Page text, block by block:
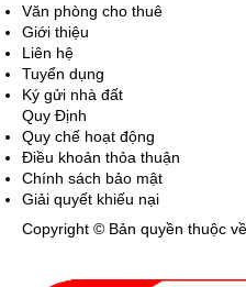
Văn phòng cho thuê
Giới thiệu
Liên hệ
Tuyển dụng
Ký gửi nhà đất
Quy Định
Quy chế hoạt động
Điều khoản thỏa thuận
Chính sách bảo mật
Giải quyết khiếu nại
Copyright © Bản quyền thuộc